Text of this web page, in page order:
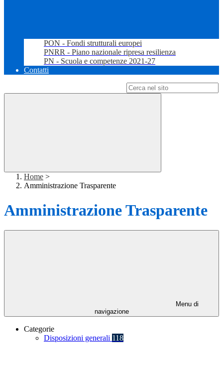
PON - Fondi strutturali europei
PNRR - Piano nazionale ripresa resilienza
PN - Scuola e competenze 2021-27
Contatti
Home >
Amministrazione Trasparente
Amministrazione Trasparente
Menu di
navigazione
Categorie
Disposizioni generali 118